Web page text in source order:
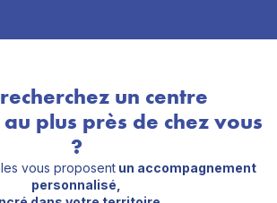
un centre
plus près de chez vous
?
vous proposentun accompagnement
personnalisé,